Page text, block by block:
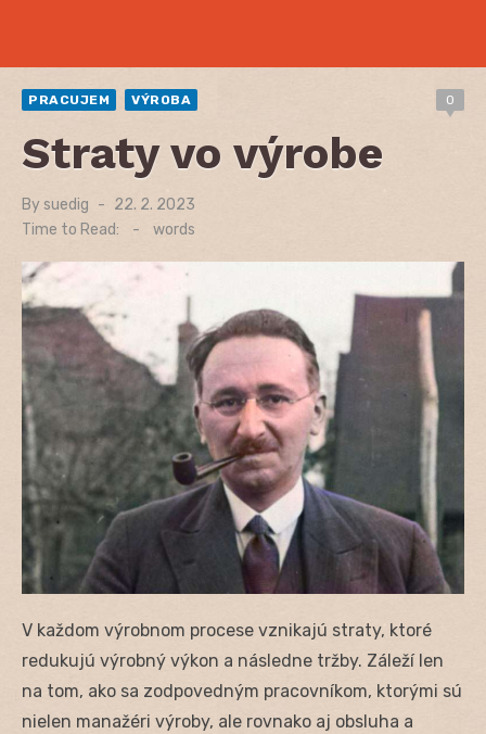
PRACUJEM VÝROBA 0
Straty vo výrobe
Bysuedig
Posted
on
22. 2. 2023
Time to Read:
- words
V každom výrobnom procese vznikajú straty, ktoré
redukujú výrobný výkon a následne tržby. Záleží len
na tom, ako sa zodpovedným pracovníkom, ktorými sú
nielen manažéri výroby, ale rovnako aj obsluha a